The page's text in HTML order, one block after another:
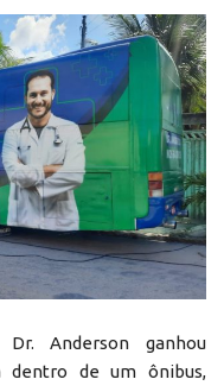
Anderson ganhou
dentro de um ônibus,